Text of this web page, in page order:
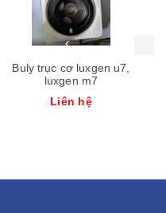
Buly trục cơ luxgen u7,
luxgen m7
Liên hệ